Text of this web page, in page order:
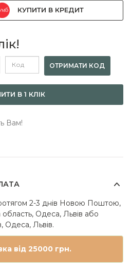
КУПИТИ В КРЕДИТ
ОТРИМАТИ КОД
В 1 КЛІК
Вам!
2-3 днів Новою Поштою,
Одеса, Львів або
Одеса, Львів.
від 25000 грн.